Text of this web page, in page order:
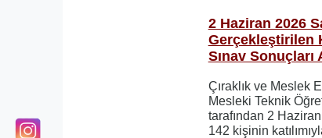
2 Haziran 2026
Gerçekleştirilen
Sınav Sonuçları
Çıraklık ve Meslek
Mesleki Teknik
tarafından 2
142 kişinin